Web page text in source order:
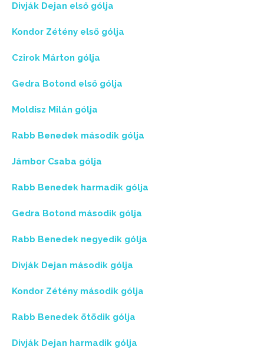
Divják Dejan első gólja
Kondor Zétény első gólja
Czirok Márton gólja
Gedra Botond első gólja
Moldisz Milán gólja
Rabb Benedek második gólja
Jámbor Csaba gólja
Rabb Benedek harmadik gólja
Gedra Botond második gólja
Rabb Benedek negyedik gólja
Divják Dejan második gólja
Kondor Zétény második gólja
Rabb Benedek ötödik gólja
Divják Dejan harmadik gólja